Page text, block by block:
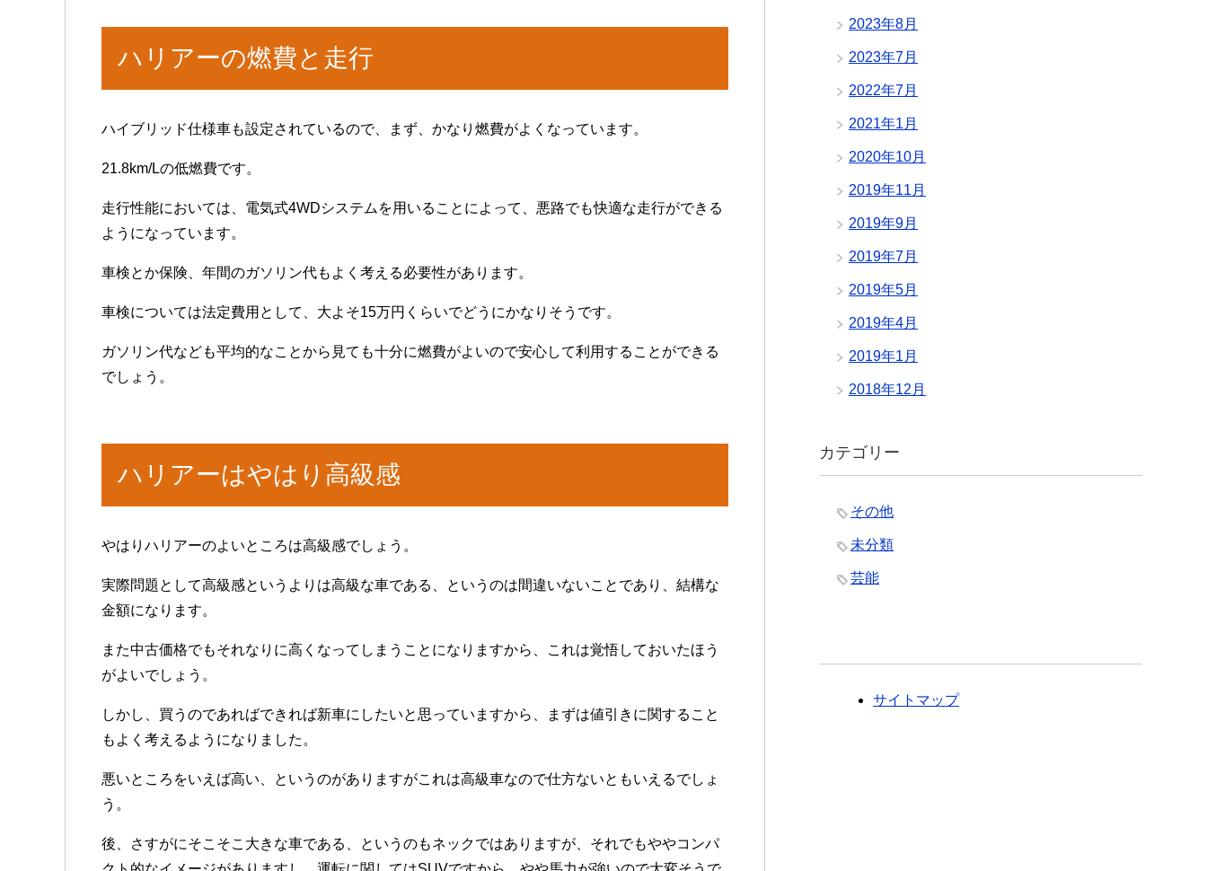
ハリアーの燃費と走行
ハイブリッド仕様車も設定されているので、まず、かなり燃費がよくなっています。
21.8km/Lの低燃費です。
走行性能においては、電気式4WDシステムを用いることによって、悪路でも快適な走行ができる
ようになっています。
車検とか保険、年間のガソリン代もよく考える必要性があります。
車検については法定費用として、大よそ15万円くらいでどうにかなりそうです。
ガソリン代なども平均的なことから見ても十分に燃費がよいので安心して利用することができる
でしょう。
ハリアーはやはり高級感
やはりハリアーのよいところは高級感でしょう。
実際問題として高級感というよりは高級な車である、というのは間違いないことであり、結構な
金額になります。
また中古価格でもそれなりに高くなってしまうことになりますから、これは覚悟しておいたほう
がよいでしょう。
しかし、買うのであればできれば新車にしたいと思っていますから、まずは値引きに関すること
もよく考えるようになりました。
悪いところをいえば高い、というのがありますがこれは高級車なので仕方ないともいえるでしょ
う。
後、さすがにそこそこ大きな車である、というのもネックではありますが、それでもややコンパ
2023年8月
2023年7月
2022年7月
2021年1月
2020年10月
2019年11月
2019年9月
2019年7月
2019年5月
2019年4月
2019年1月
2018年12月
カテゴリー
その他
未分類
芸能
サイトマップ